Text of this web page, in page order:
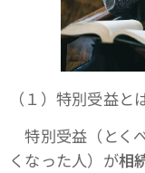
（１）特別受益と
特別受益（とく
くなった人）が相